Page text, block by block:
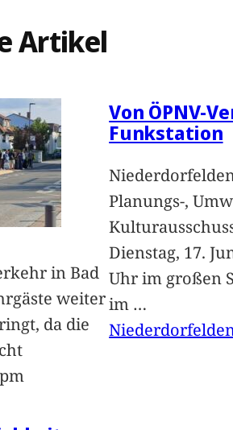
Artikel
in Bad
weiter
da die
Von ÖPNV-
Funkstation
Planungs-,
Dienstag, 17.
Uhr im großen
im …